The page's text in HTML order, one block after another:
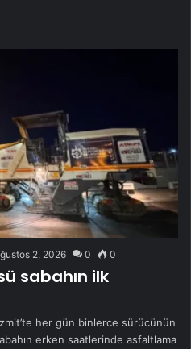
2, 2026 0 0
sabahın ilk
her gün binlerce sürücünün
erken saatlerinde asfaltlama